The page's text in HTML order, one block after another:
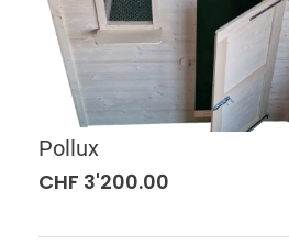
Pollux
CHF 3'200.00